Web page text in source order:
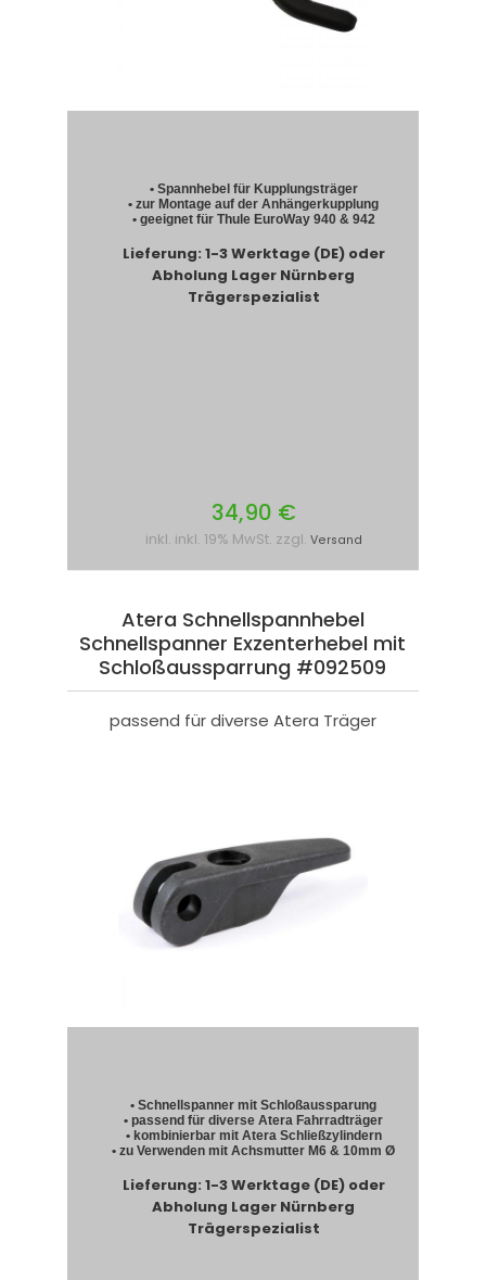
• Spannhebel für Kupplungsträger
• zur Montage auf der Anhängerkupplung
• geeignet für Thule EuroWay 940 & 942
Lieferung: 1-3 Werktage (DE) oder
Abholung Lager Nürnberg
Trägerspezialist
34,90 €
inkl. inkl. 19% MwSt. zzgl. Versand
Atera Schnellspannhebel
Schnellspanner Exzenterhebel mit
Schloßaussparrung #092509
passend für diverse Atera Träger
• Schnellspanner mit Schloßaussparung
• passend für diverse Atera Fahrradträger
• kombinierbar mit Atera Schließzylindern
• zu Verwenden mit Achsmutter M6 & 10mm Ø
Lieferung: 1-3 Werktage (DE) oder
Abholung Lager Nürnberg
Trägerspezialist